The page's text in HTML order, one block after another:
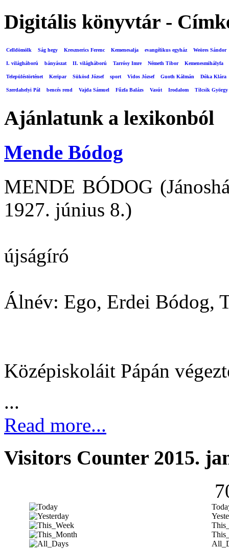
Digitális könyvtár -
Celldömölk Ság hegy Kresznerics Ferenc Kemenesalja evangélikus egyház Weöres Sándor
I. világháború bányászat II. világháború Tarrósy Imre Németh Tibor Kemenesmihályfa
Településtörténet Keripar Sükösd József sport Vidos József Guoth Kálmán Dóka Klára
Szerdahelyi Pál bencés rend Vajda Sámuel Fűzfa Balázs Vasút Irodalom Tilcsik György
Ajánlatunk a lexikonból
Mende Bódog
MENDE BÓDOG
1927. június 8.)
újságíró
Álnév: Ego, Erdei Bódog,
Középiskoláit Pápán
...
Read more...
Visitors Counter 2015.